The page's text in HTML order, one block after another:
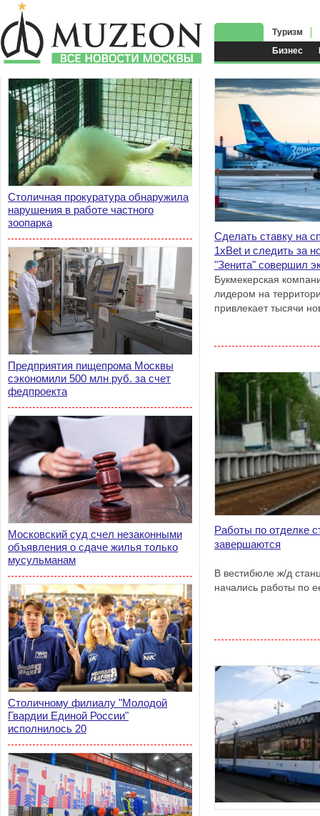
Бизнес
Туризм
Столичная прокуратура обнаружила
нарушения в работе частного
зоопарка
Предприятия пищепрома Москвы
сэкономили 500 млн руб. за счет
федпроекта
Московский суд счел незаконными
объявления о сдаче жилья только
мусульманам
Столичному филиалу "Молодой
Гвардии Единой России"
исполнилось 20
Сделать ставку на
1xBet и следить за
"Зенита" совершил
Пулково
Букмекерская
лидером на
привлекает тысячи
Работы по отделке
завершаются
В вестибюле ж/д
начались работы по